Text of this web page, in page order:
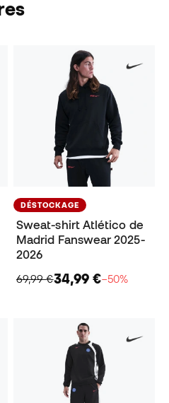
DÉSTOCKAGE
Sweat-shirt Atlético de
Madrid Fanswear 2025-
2026
69,99 €34,99 €−50%